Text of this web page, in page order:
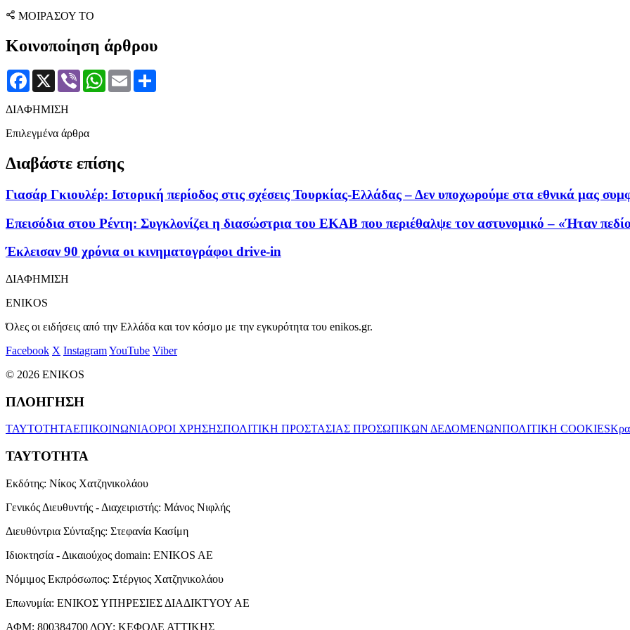
ΜΟΙΡΑΣΟΥ ΤΟ
Κοινοποίηση άρθρου
Facebook
X Viber WhatsApp
Email
ΔΙΑΦΗΜΙΣΗ
Επιλεγμένα άρθρα
Διαβάστε επίσης
Γιασάρ Γκιουλέρ: Ιστορική περίοδος στις σχέσεις Τουρκίας-Ελλάδας – Δεν υποχωρούμε στα εθνικά μας
Επεισόδια στου Ρέντη: Συγκλονίζει η διασώστρια του ΕΚΑΒ που περιέθαλψε τον αστυνομικό – «Ήταν
Έκλεισαν 90 χρόνια οι κινηματογράφοι drive-in
ΔΙΑΦΗΜΙΣΗ
ENIKOS
Όλες οι ειδήσεις από την Ελλάδα και τον κόσμο με την εγκυρότητα του enikos.gr.
Facebook X InstagramYouTube Viber
© 2026 ENIKOS
ΠΛΟΗΓΗΣΗ
ΤΑΥΤΟΤΗΤΑΕΠΙΚΟΙΝΩΝΙΑΟΡΟΙ ΧΡΗΣΗΣΠΟΛΙΤΙΚΗ ΠΡΟΣΤΑΣΙΑΣ ΠΡΟΣΩΠΙΚΩΝ ΔΕΔΟΜΕΝΩΝΠΟΛΙΤΙΚΗ COOKIES
ΤΑΥΤΟΤΗΤΑ
Εκδότης: Νίκος Χατζηνικολάου
Γενικός Διευθυντής - Διαχειριστής: Μάνος Νιφλής
Διευθύντρια Σύνταξης: Στεφανία Κασίμη
Ιδιοκτησία - Δικαιούχος domain: ENIKOS AE
Νόμιμος Εκπρόσωπος: Στέργιος Χατζηνικολάου
Επωνυμία: ΕΝΙΚΟΣ ΥΠΗΡΕΣΙΕΣ ΔΙΑΔΙΚΤΥΟΥ ΑΕ
ΑΦΜ: 800384700 ΔΟΥ: ΚΕΦΟΔΕ ΑΤΤΙΚΗΣ